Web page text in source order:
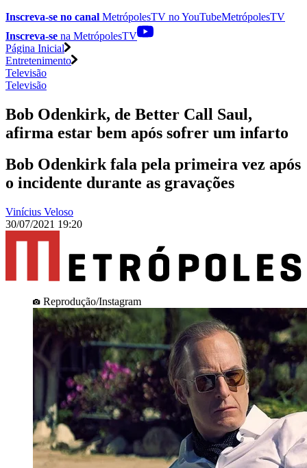
Inscreva-se no canal MetrópolesTV noYouTubeMetrópolesTV
Inscreva-se na MetrópolesTV
Página Inicial
Entretenimento
Televisão
Televisão
Bob Odenkirk, de Better Call Saul,
afirma estar bem após sofrer um infarto
Bob Odenkirk fala pela primeira vez após
o incidente durante as gravações
Vinícius Veloso
30/07/2021 19:20
Reprodução/Instagram